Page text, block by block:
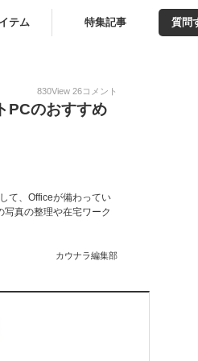
テム 特集記事 質問
830View 26コメント
PCのおすすめ
て、Officeが備わってい
真の整理や在宅ワーク
カウナラ編集部